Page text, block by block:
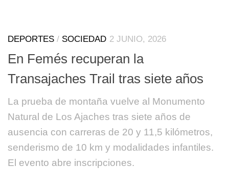
DEPORTES / SOCIEDAD 2 JUNIO, 2026
En Femés recuperan la
Transajaches Trail tras siete años
La prueba de montaña vuelve al Monumento
Natural de Los Ajaches tras siete años de
ausencia con carreras de 20 y 11,5 kilómetros,
senderismo de 10 km y modalidades infantiles.
El evento abre inscripciones.